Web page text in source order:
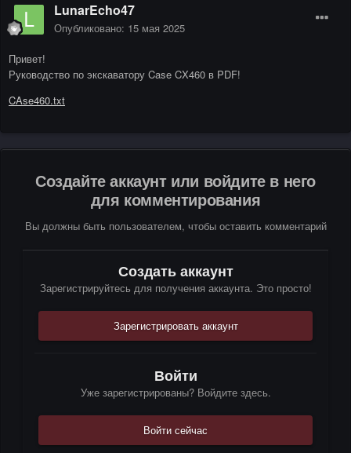
LunarEcho47
Опубликовано: 15 мая 2025
Привет!
Руководство по экскаватору Case CX460 в PDF!
CAse460.txt
Создайте аккаунт или войдите в него
для комментирования
Вы должны быть пользователем, чтобы оставить комментарий
Создать аккаунт
Зарегистрируйтесь для получения аккаунта. Это просто!
Зарегистрировать аккаунт
Войти
Уже зарегистрированы? Войдите здесь.
Войти сейчас